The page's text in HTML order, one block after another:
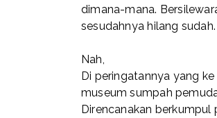
dimana-mana.
sesudahnya hilang sudah.
Nah,
Di peringatannya yang
museum sumpah
Direncanakan berkumpul